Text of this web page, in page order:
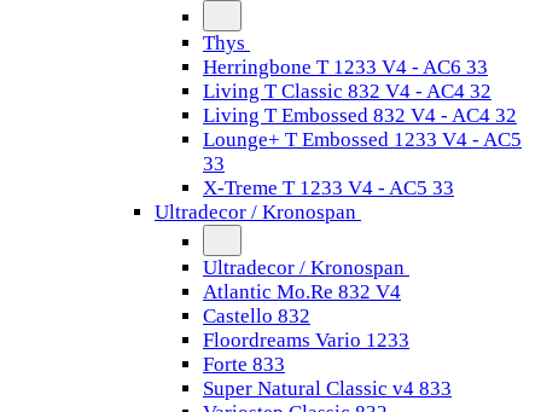
Thys
Herringbone T 1233 V4 - AC6 33
Living T Classic 832 V4 - AC4 32
Living T Embossed 832 V4 - AC4 32
Lounge+ T Embossed 1233 V4 - AC5
33
X-Treme T 1233 V4 - AC5 33
Ultradecor / Kronospan
Ultradecor / Kronospan
Atlantic Mo.Re 832 V4
Castello 832
Floordreams Vario 1233
Forte 833
Super Natural Classic v4 833